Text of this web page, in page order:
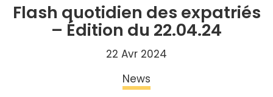
Flash quotidien des expatriés
– Édition du 22.04.24
22 Avr 2024
News